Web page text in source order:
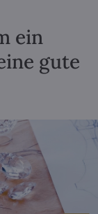
ein
gute